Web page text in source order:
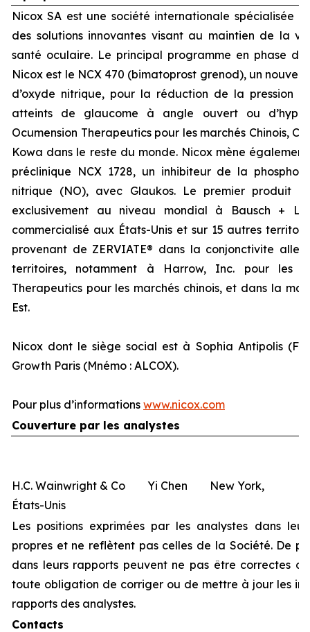
Nicox SA est une société internationale spécialisée
des solutions innovantes visant au maintien de la
santé oculaire. Le principal programme en phase
Nicox est le NCX 470 (bimatoprost grenod), un
d’oxyde nitrique, pour la réduction de la pression
atteints de glaucome à angle ouvert ou
Ocumension Therapeutics pour les marchés Chinois,
Kowa dans le reste du monde. Nicox mène
préclinique NCX 1728, un inhibiteur de la
nitrique (NO), avec Glaukos. Le premier produit
exclusivement au niveau mondial à Bausch +
commercialisé aux États-Unis et sur 15 autres
provenant de ZERVIATE® dans la conjonctivite
territoires, notamment à Harrow, Inc. pour les
Therapeutics pour les marchés chinois, et dans la
Est.
Nicox dont le siège social est à Sophia Antipolis
Growth Paris (Mnémo : ALCOX).
Pour plus d’informations www.nicox.com
Couverture par les analystes
H.C. Wainwright & Co Yi Chen New York,
États-Unis
Les positions exprimées par les analystes dans
propres et ne reflètent pas celles de la Société. De
dans leurs rapports peuvent ne pas être correctes
toute obligation de corriger ou de mettre à jour les
rapports des analystes.
Contacts